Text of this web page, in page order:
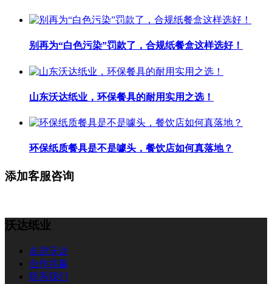
别再为“白色污染”罚款了，合规纸餐盒这样选好！
山东沃达纸业，环保餐具的耐用实用之选！
环保纸质餐具是不是噱头，餐饮店如何真落地？
添加客服咨询
沃达纸业
走进沃达
合作共赢
联系我们